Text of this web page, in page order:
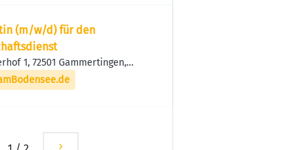
(m/w/d) für den
1, 72501 Gammertingen,